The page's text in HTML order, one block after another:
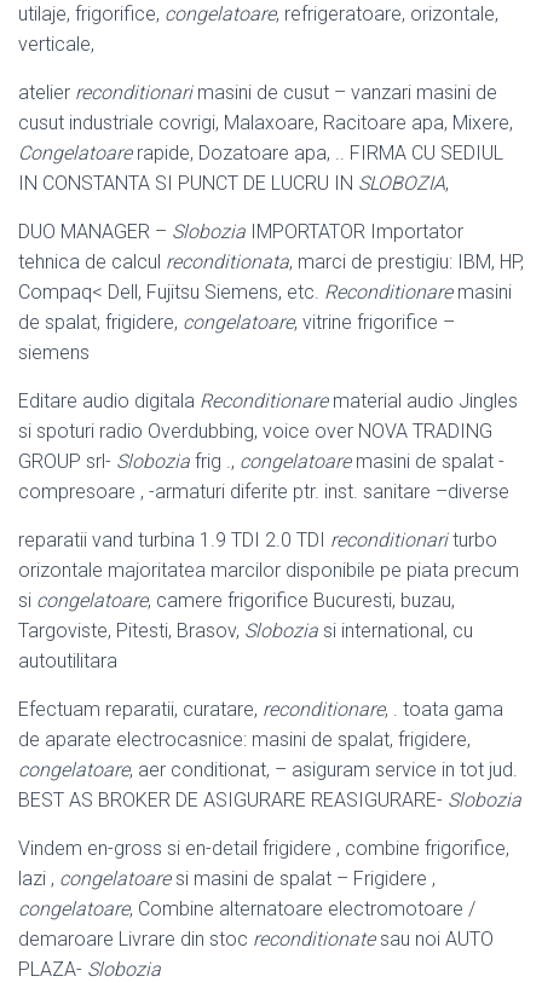
utilaje, frigorifice, congelatoare, refrigeratoare, orizontale,
verticale,
atelier reconditionarimasini de cusut – vanzari masini de
cusut industriale covrigi, Malaxoare, Racitoare apa, Mixere,
Congelatoarerapide, Dozatoare apa, .. FIRMA CU SEDIUL
IN CONSTANTA SI PUNCT DE LUCRU IN SLOBOZIA,
DUO MANAGER – Slobozia IMPORTATOR Importator
tehnica de calcul reconditionata, marci de prestigiu: IBM, HP,
Compaq< Dell, Fujitsu Siemens, etc. Reconditionaremasini
de spalat, frigidere, congelatoare, vitrine frigorifice –
siemens
Editare audio digitala Reconditionarematerial audio Jingles
si spoturi radio Overdubbing, voice over NOVA TRADING
GROUP srl- Slobozia frig ., congelatoaremasini de spalat -
compresoare , -armaturi diferite ptr. inst. sanitare –diverse
reparatii vand turbina 1.9 TDI 2.0 TDI reconditionariturbo
orizontale majoritatea marcilor disponibile pe piata precum
si congelatoare, camere frigorifice Bucuresti, buzau,
Targoviste, Pitesti, Brasov, Slobozia si international, cu
autoutilitara
Efectuam reparatii, curatare, reconditionare, . toata gama
de aparate electrocasnice: masini de spalat, frigidere,
congelatoare, aer conditionat, – asiguram service in tot jud.
BEST AS BROKER DE ASIGURARE REASIGURARE- Slobozia
Vindem en-gross si en-detail frigidere , combine frigorifice,
lazi , congelatoaresi masini de spalat – Frigidere ,
congelatoare, Combine alternatoare electromotoare /
demaroare Livrare din stoc reconditionatesau noi AUTO
PLAZA- Slobozia